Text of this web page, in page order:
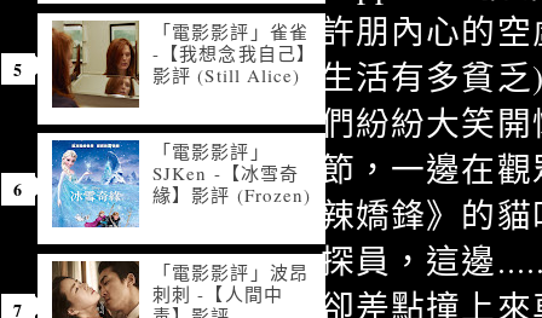
許朋內心的
生活有多貧
們紛紛大笑
節，一邊在
辣嬌鋒》的
探員，這邊
卻差點撞上
「電影影評」雀雀
-【我想念我自己】
影評 (Still Alice)
「電影影評」
SJKen -【冰雪奇
緣】影評 (Frozen)
「電影影評」波昂
刺刺 -【人間中